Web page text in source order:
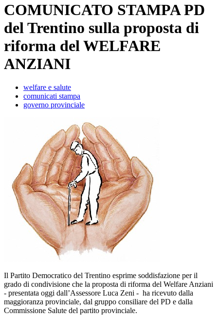
COMUNICATO STAMPA PD
del Trentino sulla proposta di
riforma del WELFARE
ANZIANI
welfare e salute
comunicati stampa
governo provinciale
Il Partito Democratico del Trentino esprime soddisfazione per il
grado di condivisione che la proposta di riforma del Welfare Anziani
- presentata oggi dall’Assessore Luca Zeni - ha ricevuto dalla
maggioranza provinciale, dal gruppo consiliare del PD e dalla
Commissione Salute del partito provinciale.